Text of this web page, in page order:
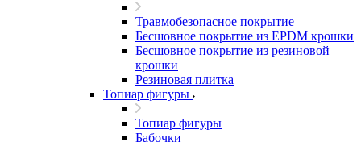
Травмобезопасное покрытие
Бесшовное покрытие из EPDM крошки
Бесшовное покрытие из резиновой
крошки
Резиновая плитка
Топиар фигуры
Топиар фигуры
Бабочки